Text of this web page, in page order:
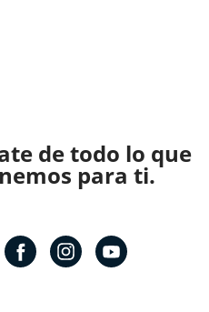
de todo lo que
para ti.